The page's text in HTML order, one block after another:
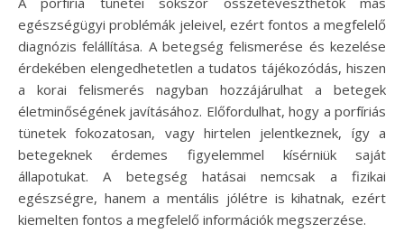
egészségügyi problémák jeleivel, ezért fontos a megfelelő
diagnózis felállítása. A betegség felismerése és kezelése
érdekében elengedhetetlen a tudatos tájékozódás, hiszen
a korai felismerés nagyban hozzájárulhat a betegek
életminőségének javításához. Előfordulhat, hogy a porfíriás
tünetek fokozatosan, vagy hirtelen jelentkeznek, így a
betegeknek érdemes figyelemmel kísérniük saját
állapotukat. A betegség hatásai nemcsak a fizikai
egészségre, hanem a mentális jólétre is kihatnak, ezért
kiemelten fontos a megfelelő információk megszerzése.